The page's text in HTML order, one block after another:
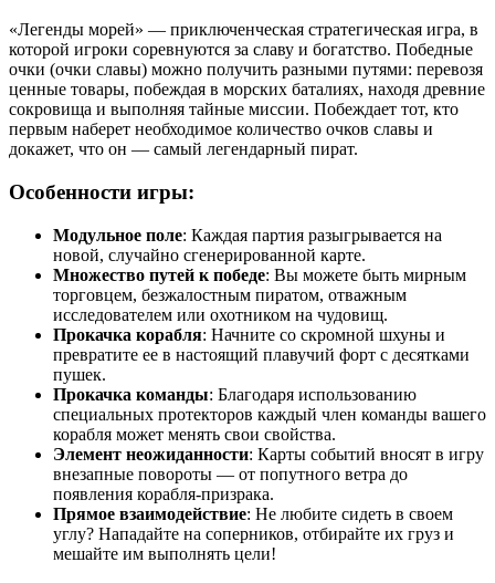
«Легенды морей» — приключенческая стратегическая игра, в
которой игроки соревнуются за славу и богатство. Победные
очки (очки славы) можно получить разными путями: перевозя
ценные товары, побеждая в морских баталиях, находя древние
сокровища и выполняя тайные миссии. Побеждает тот, кто
первым наберет необходимое количество очков славы и
докажет, что он — самый легендарный пират.
Особенности игры:
Модульное поле: Каждая партия разыгрывается на
новой, случайно сгенерированной карте.
Множество путей к победе: Вы можете быть мирным
торговцем, безжалостным пиратом, отважным
исследователем или охотником на чудовищ.
Прокачка корабля: Начните со скромной шхуны и
превратите ее в настоящий плавучий форт с десятками
пушек.
Прокачка команды: Благодаря использованию
специальных протекторов каждый член команды вашего
корабля может менять свои свойства.
Элемент неожиданности: Карты событий вносят в игру
внезапные повороты — от попутного ветра до
появления корабля-призрака.
Прямое взаимодействие: Не любите сидеть в своем
углу? Нападайте на соперников, отбирайте их груз и
мешайте им выполнять цели!